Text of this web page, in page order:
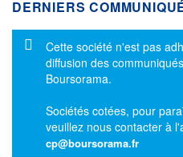
DERNIERS
Message d'information
Cette société n'est pas
diffusion des
Boursorama.
Sociétés cotées, pour
veuillez nous contacter à
cp@boursorama.fr